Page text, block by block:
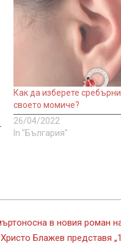
Как да изберете
своето момиче?
26/04/2022
In "България"
в новия роман
Блажев представя